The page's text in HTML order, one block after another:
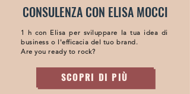
CONSULENZA CON ELISA MOCCI
1 h con Elisa per sviluppare la tua idea di
business o l'efficacia del tuo brand.
Are you ready to rock?
SCOPRI DI PIÙ